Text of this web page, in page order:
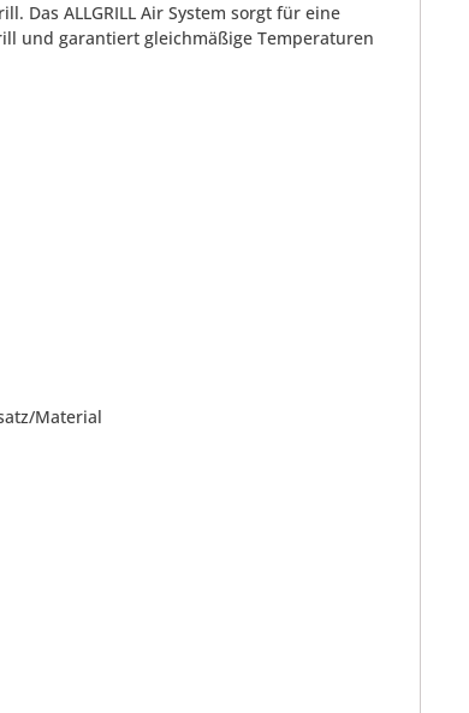
Das ALLGRILL Air System sorgt für eine
und garantiert gleichmäßige Temperaturen
Material